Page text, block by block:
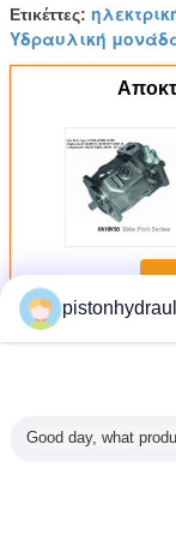
Ετικέττες:
Υδραυλική
Περισσότεροι
Good day, what